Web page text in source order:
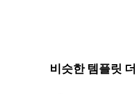
비슷한 템플릿